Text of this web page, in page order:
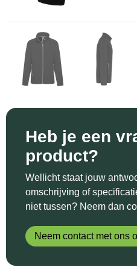
Sinterklaas
Sleutelhangers en Lanyards
Snoepgoed
Themapakketten
Veiligheid, Auto en Fiets
Vrije tijd en Strand
Waterflesjes
Katoenen draagtassen
Kledingtassen
Koeltassen en Koelboxen
Matrozentassen
Opbergtassen
Opvouwbare tassen
Papieren tassen
Reflecterende polo's
Reflecterende vesten
Regenkleding
Schorten en Sloven
Sweaters
T-Shirts
Veiligheidssignalering en
Schoenen
Sweaters
T-Shirts
Heb je een
product?
Wellicht staat jouw
omschrijving of
niet tussen? Neem dan
Neem contact met ons